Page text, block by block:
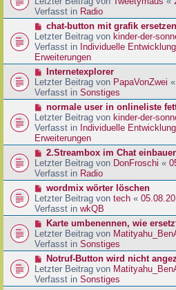
a
g
e
i
r
a
g
u
e
r
B
e
i
r
a
g
Verfasst in Radio
N
e
u
e
r
B
e
i
r
a
g
chat-button mit grafik
Letzter Beitrag von kinder-der-
Verfasst in Individuelle
Erweiterungen
N
e
u
e
r
B
e
i
r
a
g
Internetexplorer
Letzter Beitrag von PapaVonZwei «
Verfasst in Sonstiges
N
e
u
e
r
B
e
i
r
a
g
normale user in onlineliste
Letzter Beitrag von kinder-der-
Verfasst in Individuelle
Erweiterungen
N
e
u
e
r
B
e
t
r
a
g
2.Streambox im Chat
Letzter Beitrag von DonFroschi «
Verfasst in Radio
N
e
u
e
r
B
e
t
r
wordmix wörter löschen
Letzter Beitrag von tech «
Verfasst in wkQB
N
e
u
e
r
B
e
Karte umbenennen, wie
Letzter Beitrag von
Verfasst in Sonstiges
N
e
u
Notruf-Button wird nicht
Letzter Beitrag von
Verfasst in Sonstiges